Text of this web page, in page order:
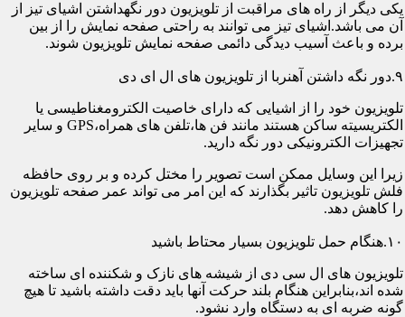
یکی دیگر از راه های مراقبت از تلویزیون دور نگهداشتن اشیای تیز از
آن می باشد.اشیای تیز می توانند به راحتی صفحه نمایش را از بین
برده و باعث آسیب دیدگی دائمی صفحه نمایش تلویزیون شوند.
۹.دور نگه داشتن آهنربا از تلویزیون های ال ای دی
تلویزیون خود را از اشیایی که دارای خاصیت الکترومغناطیسی یا
الکتریسیته ساکن هستند مانند فن ها،تلفن های همراه،GPS و سایر
تجهیزات الکترونیکی دور نگه دارید.
زیرا این وسایل ممکن است تصویر را مختل کرده و بر روی حافظه
فلش تلویزیون تاثیر بگذارند که این امر می تواند عمر صفحه تلویزیون
را کاهش دهد.
۱۰.هنگام حمل تلویزیون بسیار محتاط باشید
تلویزیون های ال سی دی از شیشه های نازک و شکننده ای ساخته
شده اند،بنابراین هنگام بلند حرکت آنها باید دقت داشته باشید تا هیچ
گونه ضربه ای به دستگاه وارد نشود.